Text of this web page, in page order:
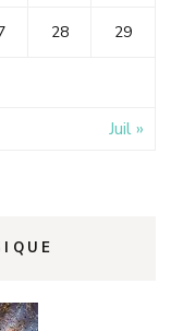
28 29
Juil »